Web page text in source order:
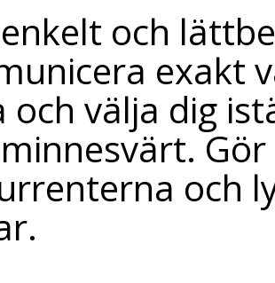
och
exakt
och välja dig
och